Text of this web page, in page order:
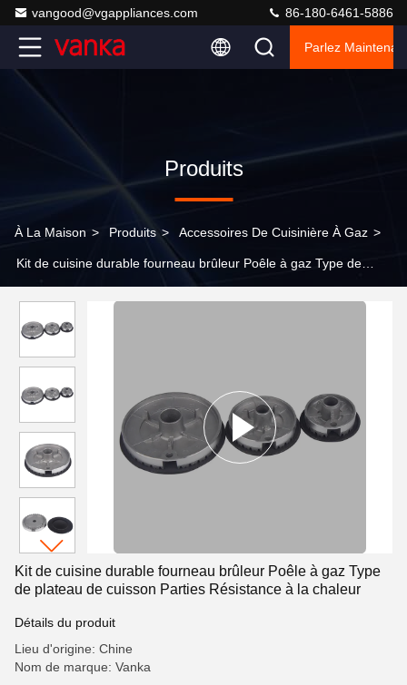
vangood@vgappliances.com 86-180-6461-5886
Parlez
Produits
À La Maison > Produits > Accessoires De Cuisinière À Gaz >
Kit de cuisine durable fourneau brûleur Poêle à gaz Type de
Kit de cuisine durable fourneau brûleur Poêle à gaz Type
de plateau de cuisson Parties Résistance à la chaleur
Détails du produit
Lieu d'origine: Chine
Nom de marque: Vanka